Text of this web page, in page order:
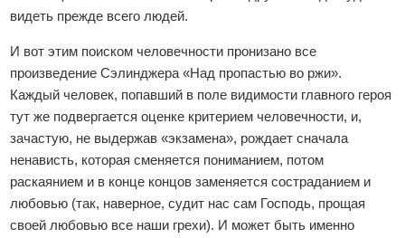
видеть прежде всего людей.
И вот этим поиском человечности пронизано все
произведение Сэлинджера «Над пропастью во ржи».
Каждый человек, попавший в поле видимости главного героя
тут же подвергается оценке критерием человечности, и,
зачастую, не выдержав «экзамена», рождает сначала
ненависть, которая сменяется пониманием, потом
раскаянием и в конце концов заменяется состраданием и
любовью (так, наверное, судит нас сам Господь, прощая
своей любовью все наши грехи). И может быть именно